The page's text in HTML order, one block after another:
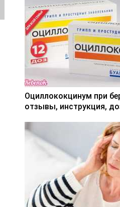
Оциллококцинум при
отзывы, инструкция,